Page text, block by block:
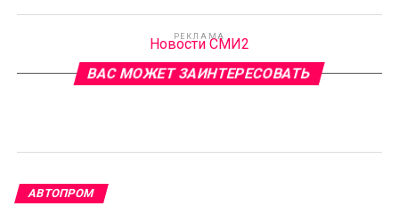
РЕКЛАМА
Новости СМИ2
ВАС МОЖЕТ ЗАИНТЕРЕСОВАТЬ
АВТОПРОМ